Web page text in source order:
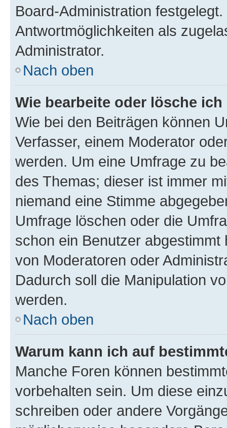
Board-Administration
Antwortmöglichkeiten als
Administrator.
Nach oben
Wie bearbeite oder lösche
Wie bei den Beiträgen können
Verfasser, einem Moderator
werden. Um eine Umfrage zu
des Themas; dieser ist immer
niemand eine Stimme
Umfrage löschen oder die
schon ein Benutzer
von Moderatoren oder
Dadurch soll die Manipulation
werden.
Nach oben
Warum kann ich auf
Manche Foren können
vorbehalten sein. Um diese
schreiben oder andere